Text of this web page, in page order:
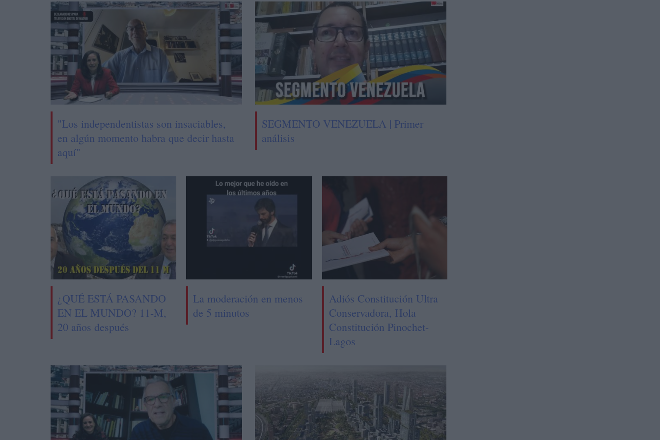
"Los independentistas son insaciables,
en algún momento habra que decir hasta
aquí"
SEGMENTO VENEZUELA | Primer
análisis
¿QUÉ ESTÁ PASANDO
EN EL MUNDO? 11-M,
20 años después
La moderación en menos
de 5 minutos
Adiós Constitución Ultra
Conservadora, Hola
Constitución Pinochet-
Lagos